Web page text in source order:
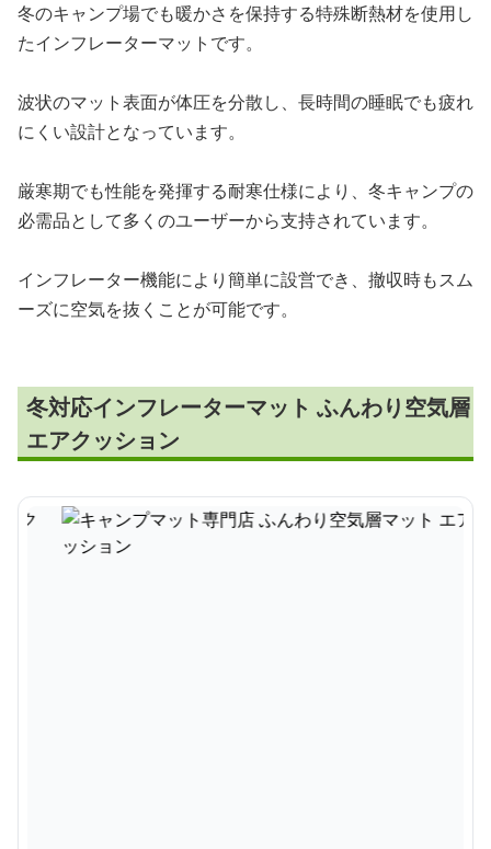
冬のキャンプ場でも暖かさを保持する特殊断熱材を使用し
たインフレーターマットです。
波状のマット表面が体圧を分散し、長時間の睡眠でも疲れ
にくい設計となっています。
厳寒期でも性能を発揮する耐寒仕様により、冬キャンプの
必需品として多くのユーザーから支持されています。
インフレーター機能により簡単に設営でき、撤収時もスム
ーズに空気を抜くことが可能です。
冬対応インフレーターマット ふんわり空気層
エアクッション